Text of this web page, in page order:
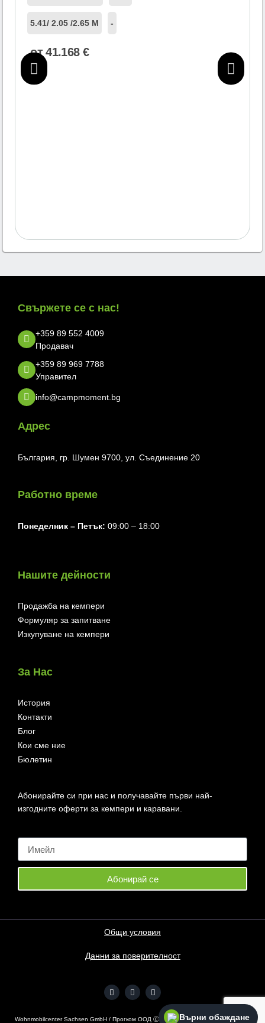
Върни обаждане
5.41/ 2.05 /2.65 М -
от41.168 €
Свържете се с нас!
+359 89 552 4009
Продавач
+359 89 969 7788
Управител
info@campmoment.bg
Адрес
България, гр. Шумен 9700, ул. Съединение 20
Работно време
Понеделник ⁠– Петък: 09:00 – 18:00
Нашите дейности
Продажба на кемпери
Формуляр за запитване
Изкупуване на кемпери
За Нас
История
Контакти
Блог
Кои сме ние
Бюлетин
Абонирайте си при нас и получавайте първи най-
изгодните оферти за кемпери и каравани.
Абонирай се
Общи условия
Данни за поверителност
Wohnmobilcenter Sachsen GmbH / Прогком ООД Ⓒ 2026– Всички права запазени.